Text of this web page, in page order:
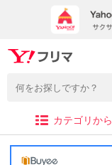
カテゴリか